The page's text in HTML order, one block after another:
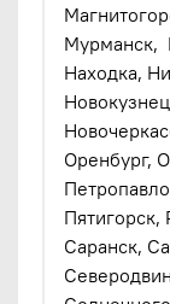
Мурманск,
Находка,
Оренбург,
Пятигорск,
Саранск,